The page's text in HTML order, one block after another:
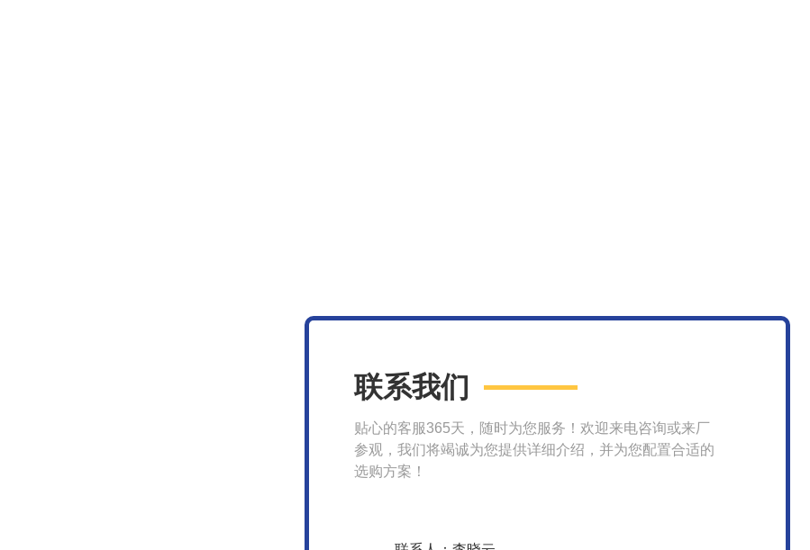
联系我们
贴心的客服365天，随时为您服务！欢迎来电咨询或来厂
参观，我们将竭诚为您提供详细介绍，并为您配置合适的
选购方案！